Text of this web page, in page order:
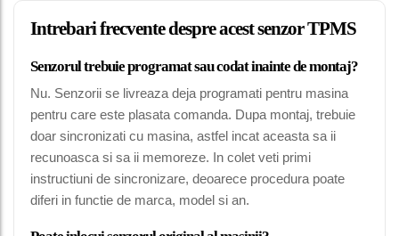
Intrebari frecvente despre acest senzor TPMS
Senzorul trebuie programat sau codat inainte de montaj?
Nu. Senzorii se livreaza deja programati pentru masina
pentru care este plasata comanda. Dupa montaj, trebuie
doar sincronizati cu masina, astfel incat aceasta sa ii
recunoasca si sa ii memoreze. In colet veti primi
instructiuni de sincronizare, deoarece procedura poate
diferi in functie de marca, model si an.